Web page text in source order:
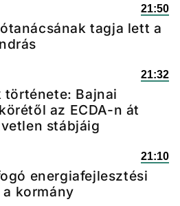
21:50
tagja lett a
21:32
története: Bajnai
az ECDA-n át
stábjáig
21:10
energiafejlesztési
kormány